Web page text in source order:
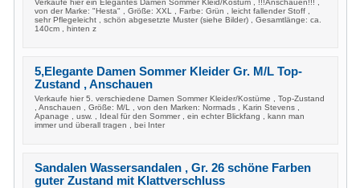
Verkaufe hier ein Elegantes Damen Sommer Kleid/Kostüm , !!!Anschauen!!! ,
von der Marke: "Hesta" , Größe: XXL , Farbe: Grün , leicht fallender Stoff ,
sehr Pflegeleicht , schön abgesetzte Muster (siehe Bilder) , Gesamtlänge: ca.
140cm , hinten z
5,Elegante Damen Sommer Kleider Gr. M/L Top-
Zustand , Anschauen
Verkaufe hier 5. verschiedene Damen Sommer Kleider/Kostüme , Top-Zustand
, Anschauen , Größe: M/L , von den Marken: Normads , Karin Stevens ,
Apanage , usw. , Ideal für den Sommer , ein echter Blickfang , kann man
immer und überall tragen , bei Inter
Sandalen Wassersandalen , Gr. 26 schöne Farben
guter Zustand mit Klattverschluss